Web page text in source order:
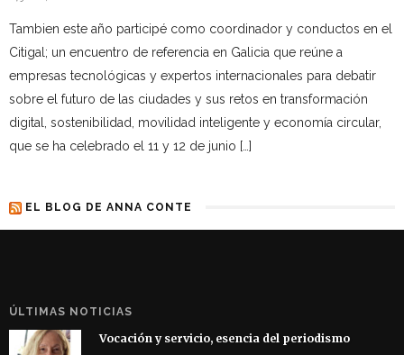
Tambien este año participé como coordinador y conductos en el
Citigal; un encuentro de referencia en Galicia que reúne a
empresas tecnológicas y expertos internacionales para debatir
sobre el futuro de las ciudades y sus retos en transformación
digital, sostenibilidad, movilidad inteligente y economía circular,
que se ha celebrado el 11 y 12 de junio […]
EL BLOG DE ANNA CONTE
ÚLTIMAS NOTICIAS
Vocación y servicio, esencia del periodismo